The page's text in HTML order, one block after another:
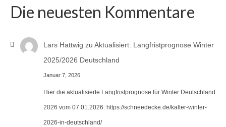
Die neuesten Kommentare
Lars Hattwig zu Aktualisiert: Langfristprognose Winter
2025/2026 Deutschland
Januar 7, 2026
Hier die aktualisierte Langfristprognose für Winter Deutschland
2026 vom 07.01.2026: https://schneedecke.de/kalter-winter-
2026-in-deutschland/